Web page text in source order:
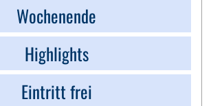
Wochenende
Highlights
Eintritt frei